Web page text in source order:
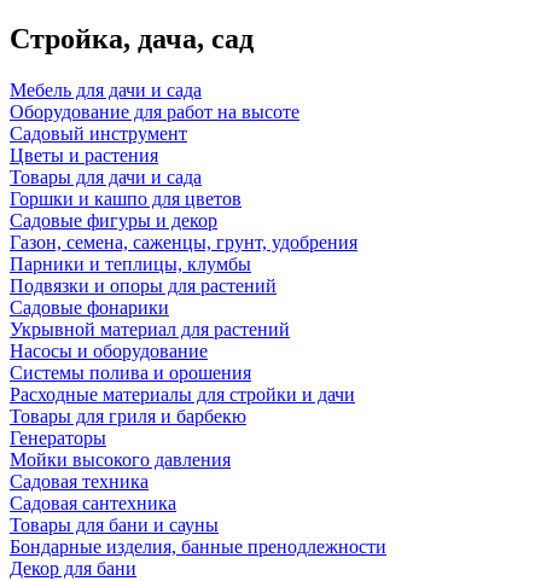
Стройка, дача, сад
Мебель для дачи и сада
Оборудование для работ на высоте
Садовый инструмент
Цветы и растения
Товары для дачи и сада
Горшки и кашпо для цветов
Садовые фигуры и декор
Газон, семена, саженцы, грунт, удобрения
Парники и теплицы, клумбы
Подвязки и опоры для растений
Садовые фонарики
Укрывной материал для растений
Насосы и оборудование
Системы полива и орошения
Расходные материалы для стройки и дачи
Товары для гриля и барбекю
Генераторы
Мойки высокого давления
Садовая техника
Садовая сантехника
Товары для бани и сауны
Бондарные изделия, банные пренодлежности
Декор для бани